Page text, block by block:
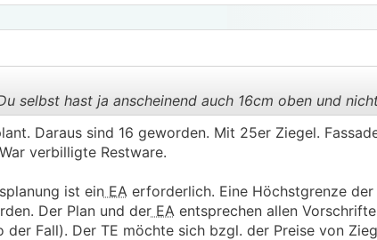
selbst hast ja anscheinend auch 16cm oben und
Daraus sind 16 geworden. Mit 25er Ziegel.
verbilligte Restware.
ist einEAerforderlich. Eine Höchstgrenze
Der Plan und derEAentsprechen allen
der Fall). Der TE möchte sich bzgl. der Preise von